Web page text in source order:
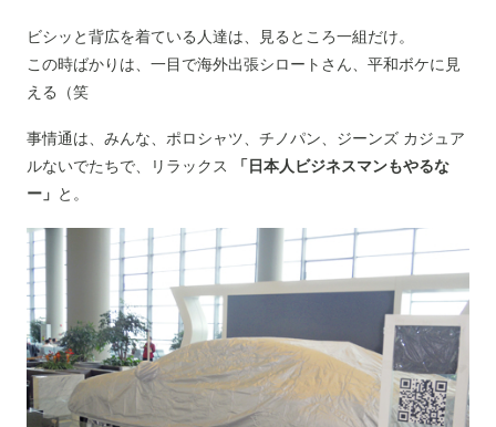
ビシッと背広を着ている人達は、見るところ一組だけ。
この時ばかりは、一目で海外出張シロートさん、平和ボケに見
える（笑
事情通は、みんな、ポロシャツ、チノパン、ジーンズ カジュア
ルないでたちで、リラックス
「日本人ビジネスマンもやるな
ー」 と。